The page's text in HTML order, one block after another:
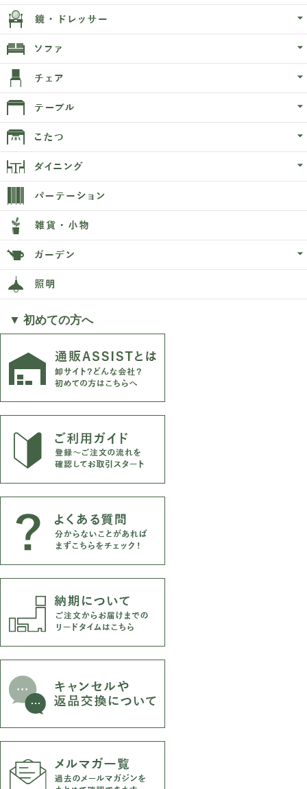
▼ 初めての方へ